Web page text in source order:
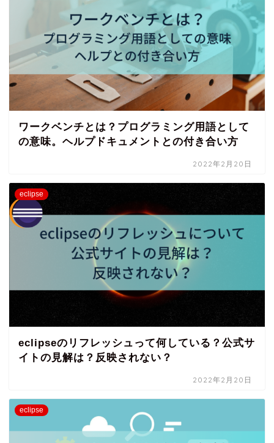
ワークベンチとは？プログラミング用語として
の意味。ヘルプドキュメントとの付き合い方
2022年2月20日
eclipse
eclipseのリフレッシュって何している？公式サ
イトの見解は？反映されない？
2022年2月20日
eclipse